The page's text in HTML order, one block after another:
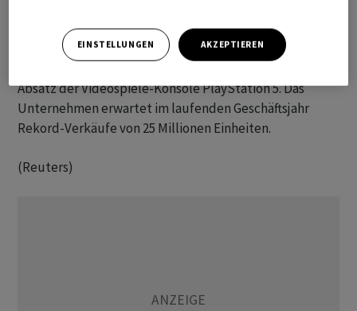
Drittel ein.
Absatz der Videospiele-Konsole PlayStation 5. Das
Unternehmen erwartet im laufenden Geschäftsjahr
Rekord-Verkäufe von 25 Millionen Einheiten.
(Reuters)
EINSTELLUNGEN AKZEPTIEREN